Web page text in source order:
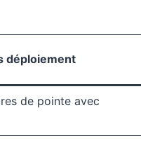
déploiement
de pointe avec